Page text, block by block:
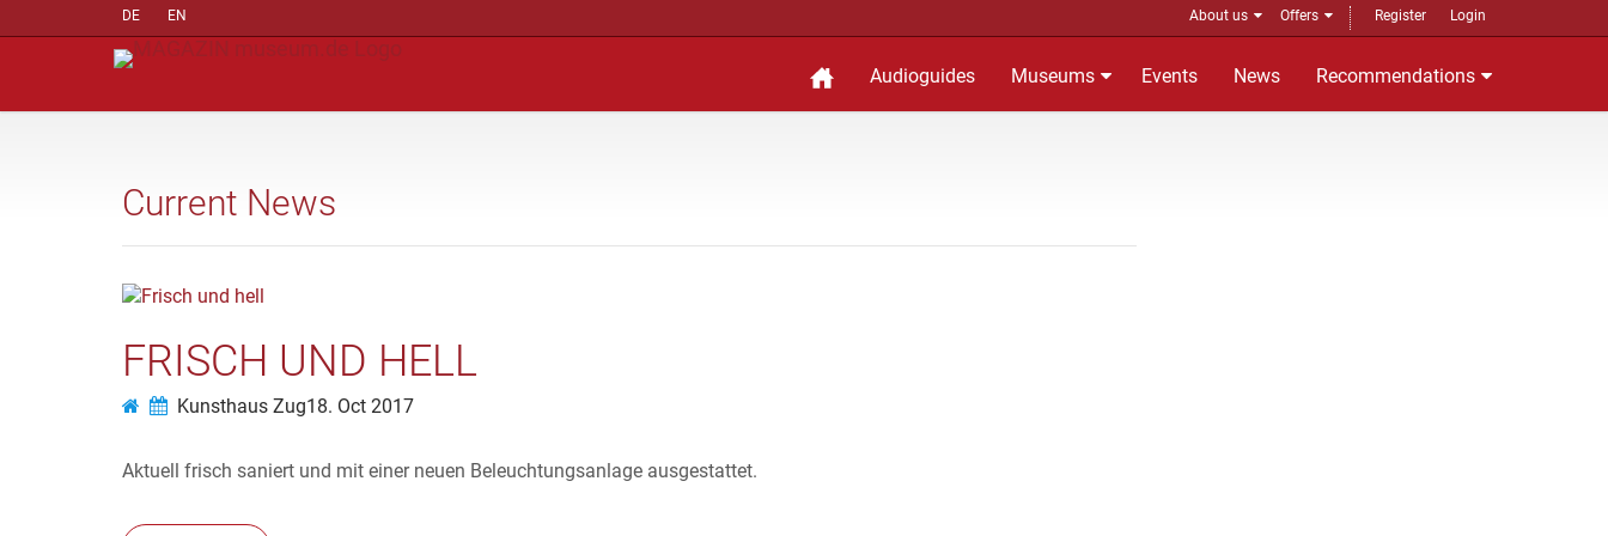
DE EN About us Offers Register Login
Audioguides Museums Events News Recommendations
Current News
FRISCH UND HELL
Kunsthaus Zug18. Oct 2017
Aktuell frisch saniert und mit einer neuen Beleuchtungsanlage ausgestattet.